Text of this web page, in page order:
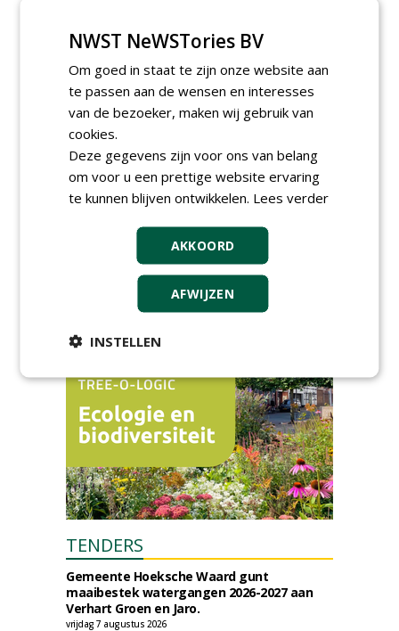
centraal in Appeltern
Openbare Ruimte Congres
2026: integrale keuzes
centraal in Zaanstad
Lunchwebinar: zo voorkom je
dat natuurinclusieve
ambities stranden
dinsdag 8 september 2026
Rooftop Symposium viert
tien jaar duurzame
dakontwikkeling
vrijdag 18 september 2026
TENDERS
Gemeente Hoeksche Waard gunt
maaibestek watergangen 2026-2027 aan
Verhart Groen en Jaro.
vrijdag 7 augustus 2026
NWST NeWSTories BV
Om goed in staat te zijn onze website aan
te passen aan de wensen en interesses
van de bezoeker, maken wij gebruik van
cookies.
Deze gegevens zijn voor ons van belang
om voor u een prettige website ervaring
te kunnen blijven ontwikkelen. Lees verder
AKKOORD
AFWIJZEN
INSTELLEN